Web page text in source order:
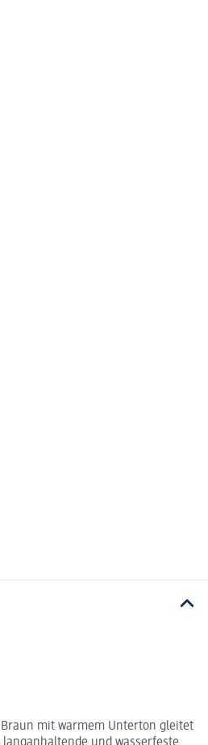
mit warmem Unterton gleitet